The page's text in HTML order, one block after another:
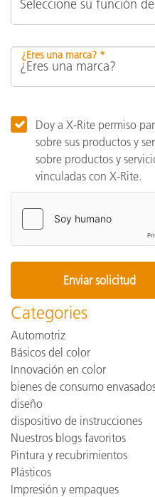
¿Eres una marca? *
Doy a X-Rite permiso
sobre sus productos y
sobre productos y
vinculadas con X-Rite.
Categories
Automotriz
Básicos del color
Innovación en color
bienes de consumo
diseño
dispositivo de instrucciones
Nuestros blogs favoritos
Pintura y recubrimientos
Plásticos
Impresión y empaques